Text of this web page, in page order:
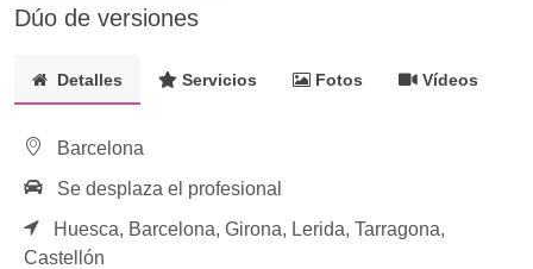
Dúo de versiones
Detalles Servicios Fotos Vídeos
Barcelona
Se desplaza el profesional
Huesca, Barcelona, Girona, Lerida, Tarragona,
Castellón